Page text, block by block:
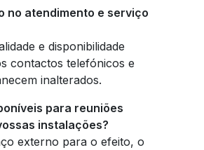
no atendimento e serviço
e disponibilidade
contactos telefónicos e
inalterados.
para reuniões
instalações?
externo para o efeito, o